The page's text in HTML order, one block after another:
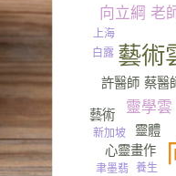
藝術
靈學雲
向立綱 老
靈體
蔡醫
心靈畫作
藝術
許醫師
養生
上海
白露
聿墨翡
新加坡